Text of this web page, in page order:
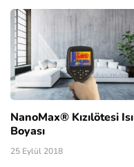
NanoMax® Kızılötesi Isı
Boyası
25 Eylül 2018